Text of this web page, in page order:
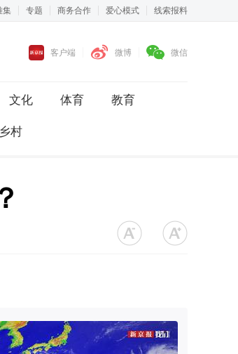
集 专题 商务合作 爱心模式 线索报料
客户端 微博 微信
文化 体育 教育
乡村